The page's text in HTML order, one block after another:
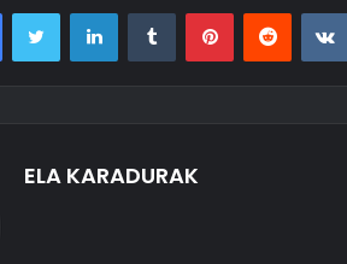
FacebookTwitter LinkedInTumblr PinterestReddit
ELA KARADURAK